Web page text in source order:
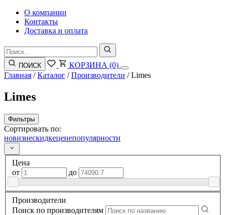
О компании
Контакты
Доставка и оплата
ПОИСК КОРЗИНА (0)
Главная /Каталог /Производители /Limes
Limes
Фильтры
Сортировать по:
новизнескидкеценепопулярности
Цена
от
до
Производители
Поиск по производителям